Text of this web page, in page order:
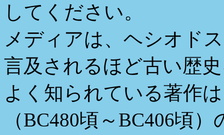
してください。
メディアは、ヘシオド
言及されるほど古い歴
よく知られている著作
（BC480頃～BC406頃